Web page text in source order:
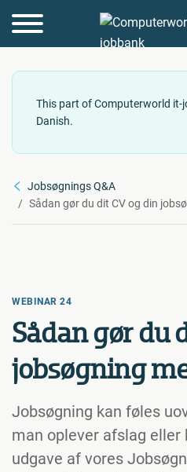
This part of Computerworld it-
Danish.
Jobsøgnings Q&A
Sådan gør du dit CV og din
WEBINAR 24
Sådan gør du
jobsøgning
Jobsøgning kan føles
man oplever afslag eller
udgave af vores